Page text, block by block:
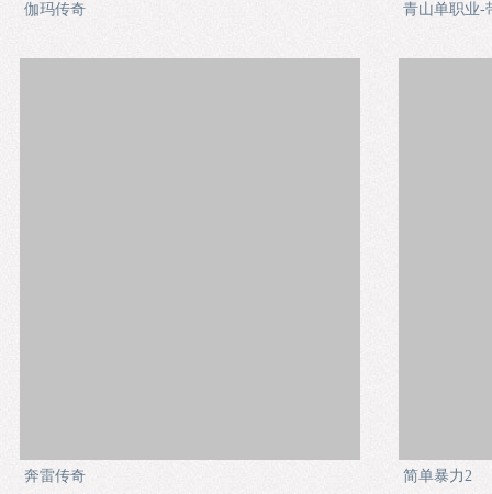
伽玛传奇 青山单职业-
奔雷传奇 简单暴力2